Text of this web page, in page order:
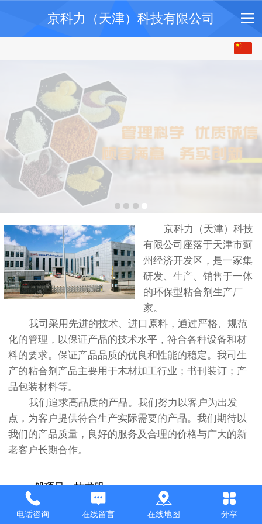
京科力（天津）科技有限公司
京科力（天津）科技
有限公司座落于天津市蓟
州经济开发区，是一家集
研发、生产、销售于一体
的环保型粘合剂生产厂
家。
我司采用先进的技术、进口原料，通过严格、规范
化的管理，以保证产品的技术水平，符合各种设备和材
料的要求。保证产品品质的优良和性能的稳定。我司生
产的粘合剂产品主要用于木材加工行业；书刊装订；产
品包装材料等。
我们追求高品质的产品。我们努力以客户为出发
点，为客户提供符合生产实际需要的产品。我们期待以
我们的产品质量，良好的服务及合理的价格与广大的新
老客户长期合作。
一般项目：技术服
务、技术开发、技术咨
询、技术交流、技术转
电话咨询 在线留言 在线地图 分享